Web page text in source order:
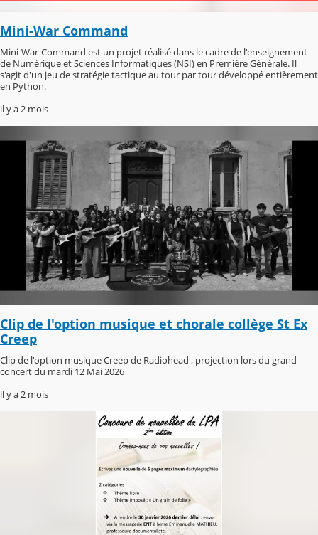
Mini-War Command
Mini-War-Command est un projet réalisé dans le cadre de l'enseignement
de Numérique et Sciences Informatiques (NSI) en Première Générale. Il
s'agit d'un jeu de stratégie tactique au tour par tour développé entièrement
en Python.
il y a 2 mois
Clip de l'option musique et chorale collège St Ex
Creep
Clip de l'option musique Creep de Radiohead , projection lors du grand
concert du mardi 12 Mai 2026
il y a 2 mois